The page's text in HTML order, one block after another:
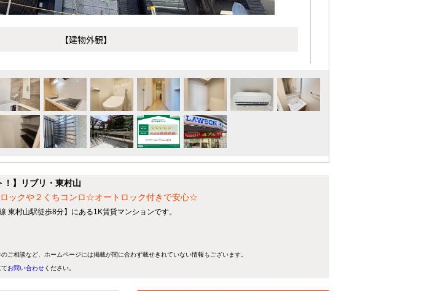
【建物外観】
！】リブリ・東村山
ックや２くちコンロ☆オートロック付きで安心☆
東村山駅徒歩8分】にある1K賃貸マンションです。
ご相談など、ホームページには掲載が間に合わず載せきれていない情報もございます。
お問い合わせください。